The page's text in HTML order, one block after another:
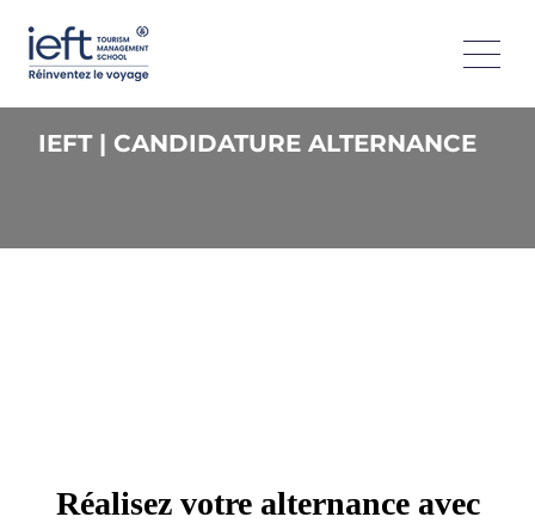
IEFT | CANDIDATURE ALTERNANCE
Réalisez votre alternance avec